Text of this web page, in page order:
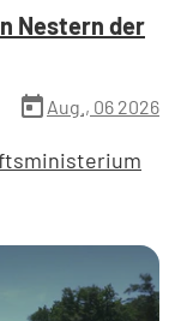
Nestern der
today Aug., 06 2026